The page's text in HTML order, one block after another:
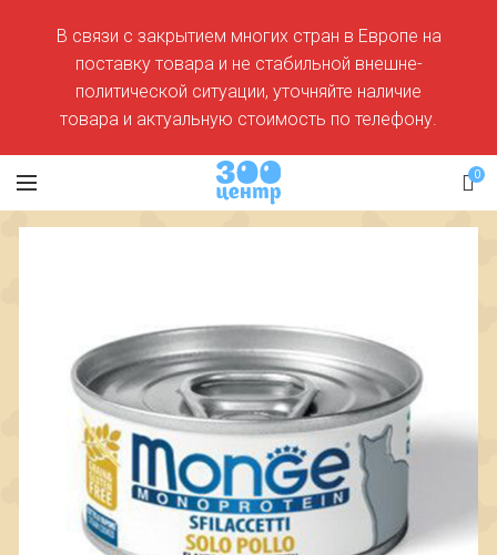
0
В связи с закрытием многих стран в Европе на
поставку товара и не стабильной внешне-
политической ситуации, уточняйте наличие
товара и актуальную стоимость по телефону.